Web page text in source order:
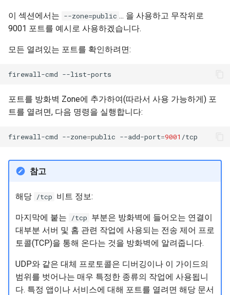
이 섹션에서는 --zone=public ... 을 사용하고 무작위로
9001 포트를 예시로 사용하겠습니다.
모든 열려있는 포트를 확인하려면:
firewall-cmd
포트를 방화벽 Zone에 추가하여(따라서 사용 가능하게) 포
트를 열려면, 다음 명령을 실행합니다:
firewall-cmd --zone=public --add-port=9001
참고
해당 /tcp 비트 정보:
마지막에 붙는 /tcp 부분은 방화벽에 들어오는 연결이
대부분 서버 및 홈 관련 작업에 사용되는 전송 제어 프로
토콜(TCP)을 통해 온다는 것을 방화벽에 알려줍니다.
UDP와 같은 대체 프로토콜은 디버깅이나 이 가이드의
범위를 벗어나는 매우 특정한 종류의 작업에 사용됩니
다. 특정 앱이나 서비스에 대해 포트를 열려면 해당 문서